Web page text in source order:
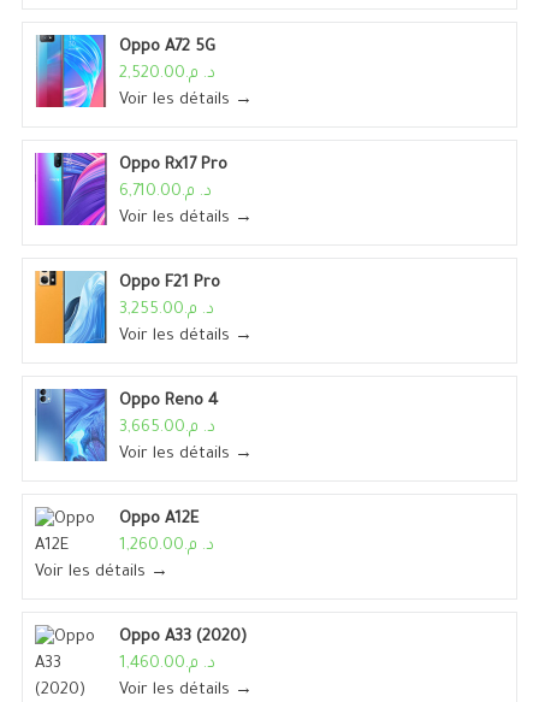
Oppo A72 5G
د. م.2,520.00
Voir les détails →
Oppo Rx17 Pro
د. م.6,710.00
Voir les détails →
Oppo F21 Pro
د. م.3,255.00
Voir les détails →
Oppo Reno 4
د. م.3,665.00
Voir les détails →
Oppo A12E
د. م.1,260.00
Voir les détails →
Oppo A33 (2020)
د. م.1,460.00
Voir les détails →